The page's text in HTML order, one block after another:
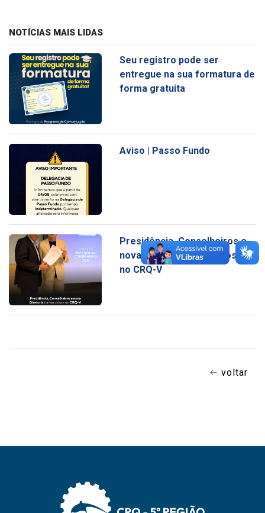
NOTÍCIAS MAIS LIDAS
Seu registro pode ser
entregue na sua formatura de
forma gratuita
Aviso | Passo Fundo
Presidência, Conselheiros e
nova Diretoria tomam posse
no CRQ-V
voltar